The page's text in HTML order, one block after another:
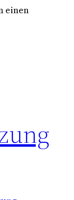
einen